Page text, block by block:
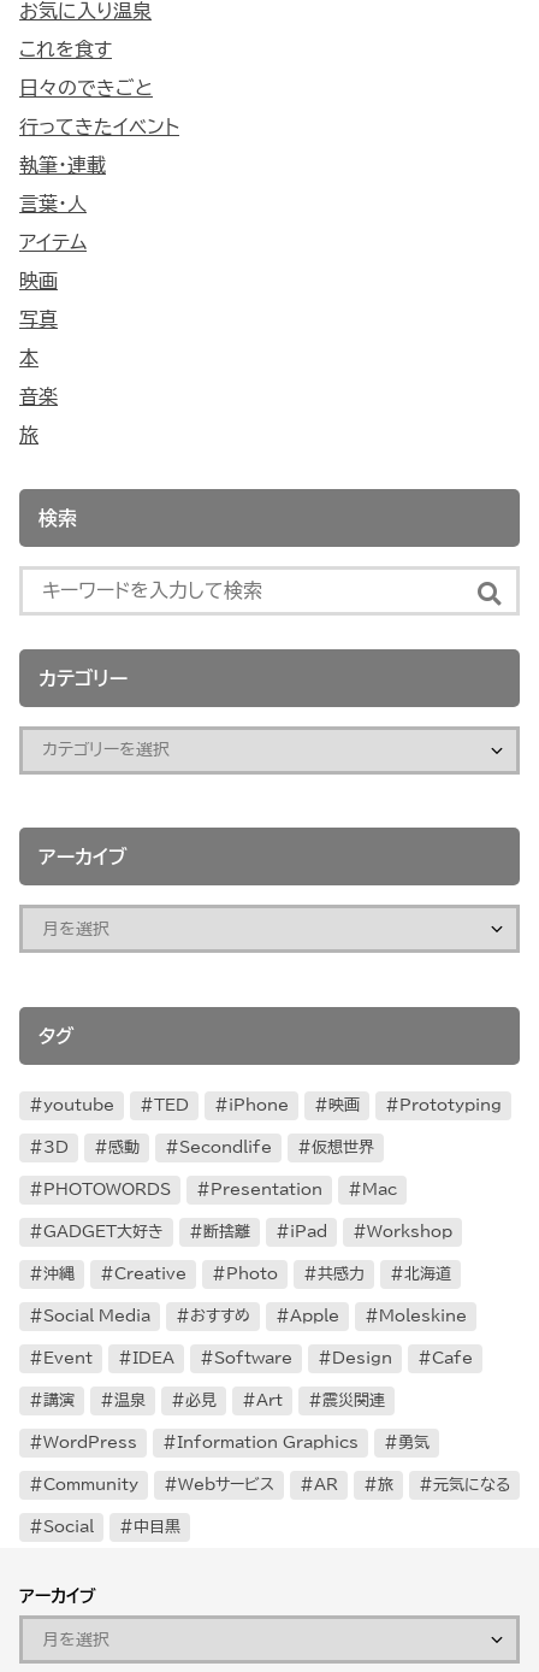
お気に入り温泉
これを食す
日々のできごと
行ってきたイベント
執筆・連載
言葉・人
アイテム
映画
写真
本
音楽
旅
検索
カテゴリー
アーカイブ
タグ
youtube TED iPhone 映画 Prototyping
3D 感動 Secondlife 仮想世界
PHOTOWORDS Presentation Mac
GADGET大好き 断捨離 iPad Workshop
沖縄 Creative Photo 共感力 北海道
Social Media おすすめ Apple Moleskine
Event IDEA Software Design Cafe
講演 温泉 必見 Art 震災関連
WordPress Information Graphics 勇気
Community Webサービス AR 旅 元気になる
Social 中目黒
アーカイブ